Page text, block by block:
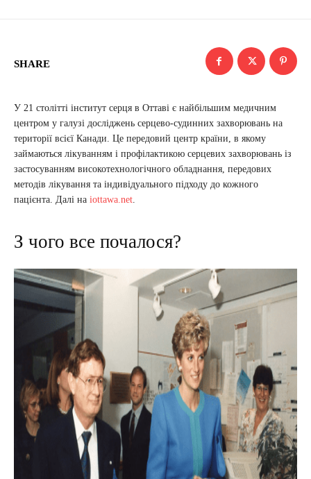
SHARE
У 21 столітті інститут серця в Оттаві є найбільшим медичним
центром у галузі досліджень серцево-судинних захворювань на
території всієї Канади. Це передовий центр країни, в якому
займаються лікуванням і профілактикою серцевих захворювань із
застосуванням високотехнологічного обладнання, передових
методів лікування та індивідуального підходу до кожного
пацієнта. Далі на iottawa.net.
З чого все почалося?